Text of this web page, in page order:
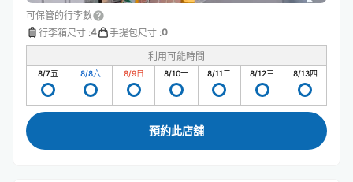
可保管的行李數
行李箱尺寸 :4 手提包尺寸 :0
利用可能時間
8/7五 8/8六 8/9日 8/10一 8/11二 8/12三 8/13四
預約此店舖